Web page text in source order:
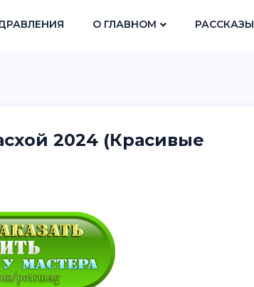
О ГЛАВНОМ РАССКАЗЫ
2024 (Красивые